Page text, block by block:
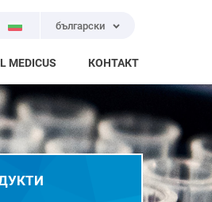
български
MEDICUS КОНТАКТ